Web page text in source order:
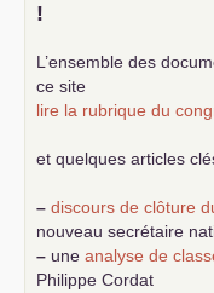
!
L’ensemble des
ce site
lire la rubrique du
et quelques articles
– discours de clôture
nouveau secrétaire
– une analyse de
Philippe Cordat